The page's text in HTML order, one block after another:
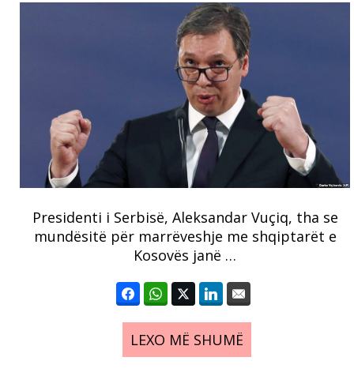
Presidenti i Serbisë, Aleksandar Vuçiq, tha se
mundësitë për marrëveshje me shqiptarët e
Kosovës janë …
LEXO MË SHUMË